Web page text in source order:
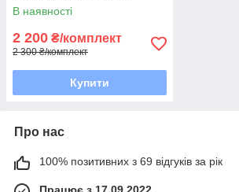
В наявності
2 200 ₴/комплект
2 300 ₴/комплект
Купити
Про нас
100% позитивних з 69 відгуків за рік